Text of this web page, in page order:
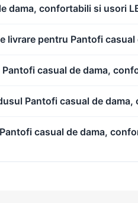
dama, confortabili si usori
livrare pentru Pantofi
casual de dama,
Pantofi casual de
casual de dama,